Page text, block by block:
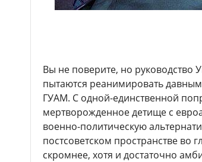
Вы не поверите, но
пытаются реанимировать
ГУАМ. С одной-единственной
мертворожденное детище с
военно-политическую
постсоветском пространстве во
скромнее, хотя и достаточно